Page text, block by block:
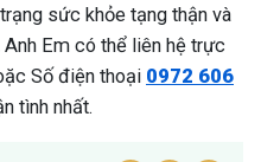
sức khỏe tạng thận và
Em có thể liên hệ trực
Số điện thoại 0972 606
tình nhất.